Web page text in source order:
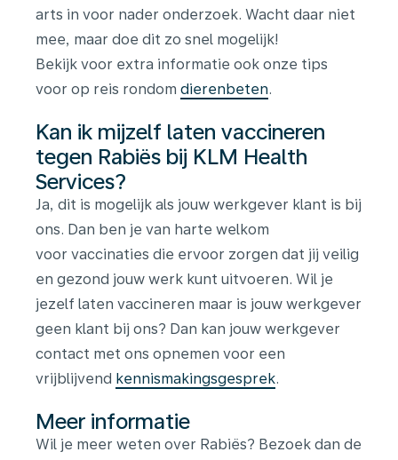
arts in voor nader onderzoek. Wacht daar niet
mee, maar doe dit zo snel mogelijk!
Bekijk voor extra informatie ook onze tips
voor op reis rondom dierenbeten.
Kan ik mijzelf laten vaccineren
tegen Rabiës bij KLM Health
Services?
Ja, dit is mogelijk als jouw werkgever klant is bij
ons. Dan ben je van harte welkom
voor vaccinaties die ervoor zorgen dat jij veilig
en gezond jouw werk kunt uitvoeren. Wil je
jezelf laten vaccineren maar is jouw werkgever
geen klant bij ons? Dan kan jouw werkgever
contact met ons opnemen voor een
vrijblijvend kennismakingsgesprek.
Meer informatie
Wil je meer weten over Rabiës? Bezoek dan de